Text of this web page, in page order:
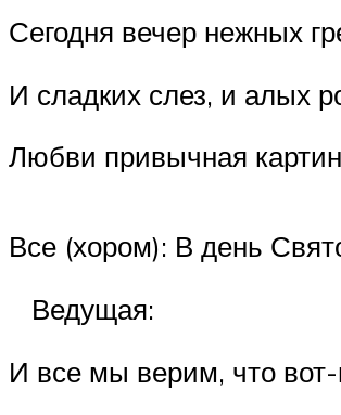
Сегодня вечер нежных
И сладких слез, и алых
Любви привычная
Все (хором): В день
Ведущая:
И все мы верим, что вот-